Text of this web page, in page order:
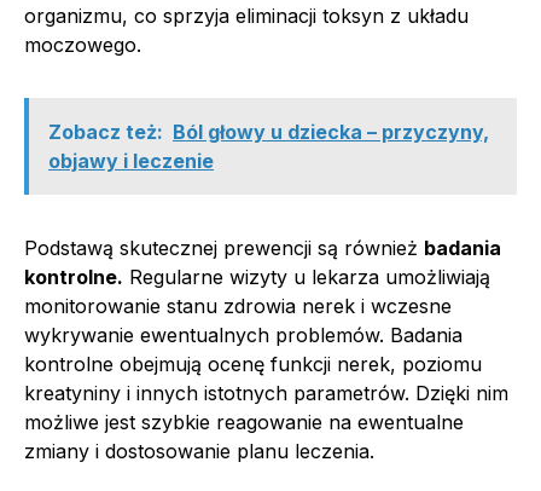
organizmu, co sprzyja eliminacji toksyn z układu
moczowego.
Zobacz też: Ból głowy u dziecka – przyczyny,
objawy i leczenie
Podstawą skutecznej prewencji są również badania
kontrolne. Regularne wizyty u lekarza umożliwiają
monitorowanie stanu zdrowia nerek i wczesne
wykrywanie ewentualnych problemów. Badania
kontrolne obejmują ocenę funkcji nerek, poziomu
kreatyniny i innych istotnych parametrów. Dzięki nim
możliwe jest szybkie reagowanie na ewentualne
zmiany i dostosowanie planu leczenia.